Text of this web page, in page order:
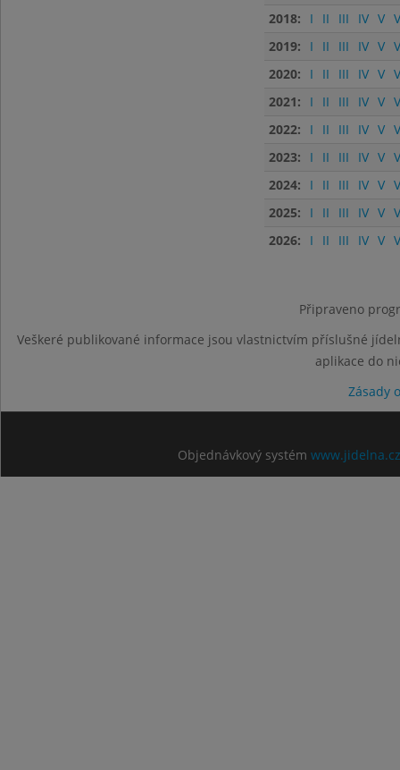
2018:
I II III IV V
2019:
I II III IV V
2020:
I II III IV V
2021:
I II III IV V
2022:
I II III IV V
2023:
I II III IV V
2024:
I II III IV V
2025:
I II III IV V
2026:
I II III IV V
Připraveno
Veškeré publikované informace jsou vlastnictvím příslušné
aplikace do
Zásady
Objednávkový systém www.jidelna.cz